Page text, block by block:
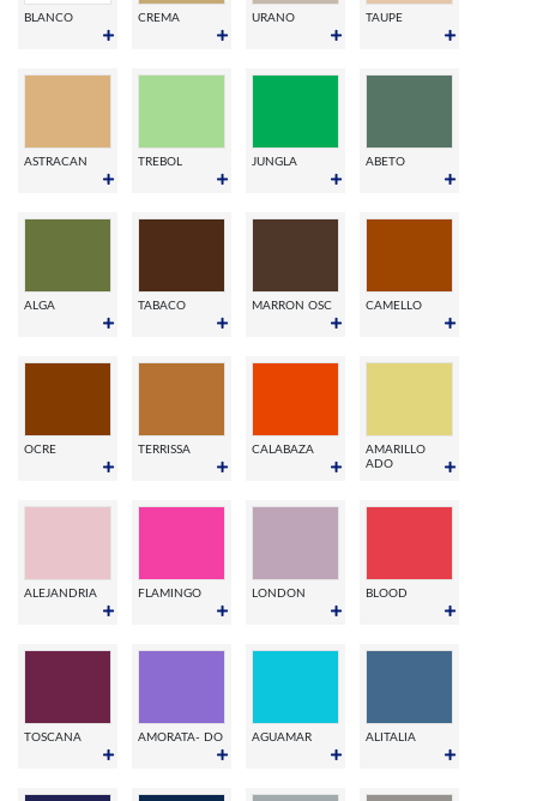
BLANCO CREMA URANO TAUPE
ASTRACAN TREBOL JUNGLA ABETO
ALGA TABACO MARRON OSC CAMELLO
OCRE TERRISSA CALABAZA
AMARILLO
ADO
ALEJANDRIA FLAMINGO LONDON BLOOD
TOSCANA AMORATA- DO AGUAMAR ALITALIA